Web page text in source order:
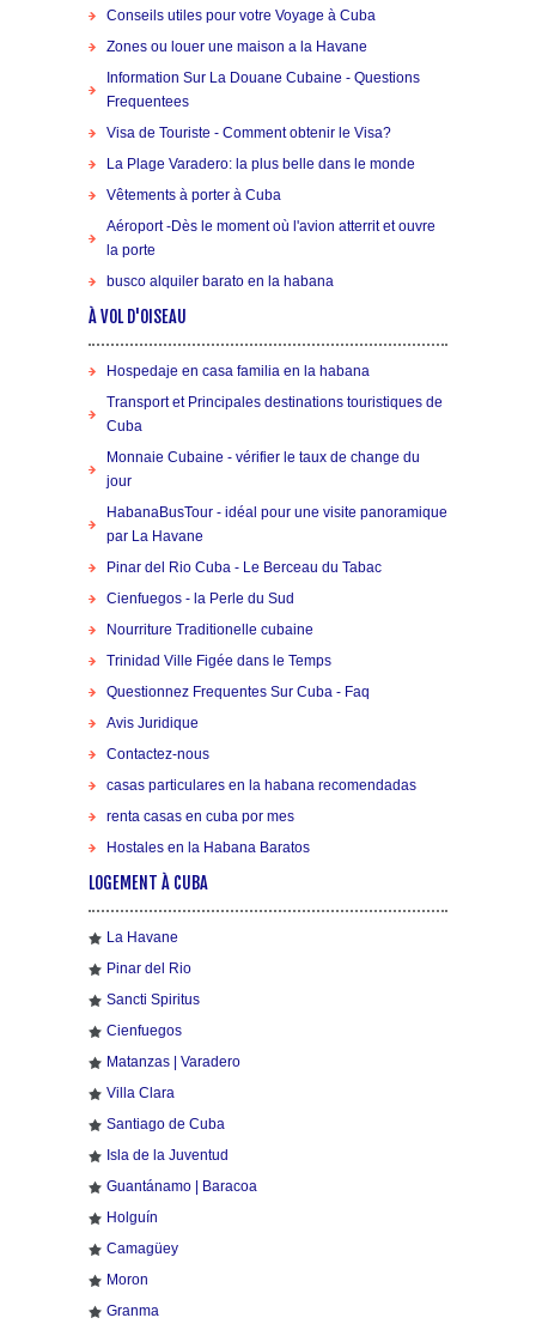
Conseils utiles pour votre Voyage à Cuba
Zones ou louer une maison a la Havane
Information Sur La Douane Cubaine - Questions
Frequentees
Visa de Touriste - Comment obtenir le Visa?
La Plage Varadero: la plus belle dans le monde
Vêtements à porter à Cuba
Aéroport -Dès le moment où l'avion atterrit et ouvre
la porte
busco alquiler barato en la habana
À VOL D'OISEAU
Hospedaje en casa familia en la habana
Transport et Principales destinations touristiques de
Cuba
Monnaie Cubaine - vérifier le taux de change du
jour
HabanaBusTour - idéal pour une visite panoramique
par La Havane
Pinar del Rio Cuba - Le Berceau du Tabac
Cienfuegos - la Perle du Sud
Nourriture Traditionelle cubaine
Trinidad Ville Figée dans le Temps
Questionnez Frequentes Sur Cuba - Faq
Avis Juridique
Contactez-nous
casas particulares en la habana recomendadas
renta casas en cuba por mes
Hostales en la Habana Baratos
LOGEMENT À CUBA
La Havane
Pinar del Rio
Sancti Spiritus
Cienfuegos
Matanzas | Varadero
Villa Clara
Santiago de Cuba
Isla de la Juventud
Guantánamo | Baracoa
Holguín
Camagüey
Moron
Granma